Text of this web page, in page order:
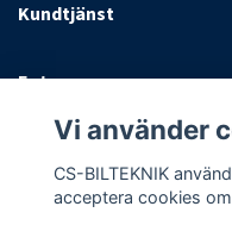
Kundtjänst
Fotmeny
Vi använder
CS-BILTEKNIK
acceptera cookies